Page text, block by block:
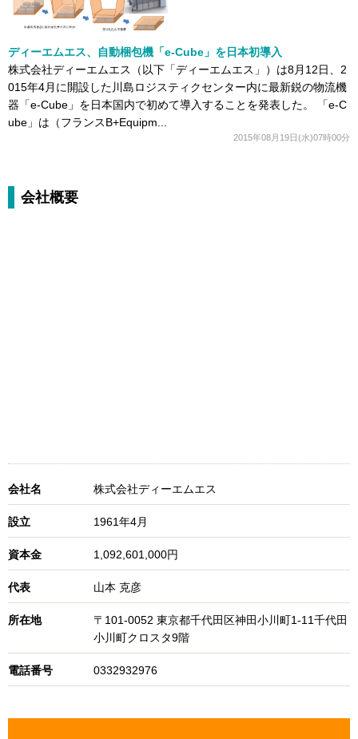
ディーエムエス、自動梱包機「e-Cube」を日本初導入
株式会社ディーエムエス（以下「ディーエムエス」）は8月12日、2
015年4月に開設した川島ロジスティクセンター内に最新鋭の物流機
器「e-Cube」を日本国内で初めて導入することを発表した。 「e-C
ube」は（フランスB+Equipm...
2015年08月19日(水)07時00分
会社概要
会社名 株式会社ディーエムエス
設立 1961年4月
資本金 1,092,601,000円
代表 山本 克彦
所在地
〒101-0052 東京都千代田区神田小川町1-11千代田
小川町クロスタ9階
電話番号 0332932976